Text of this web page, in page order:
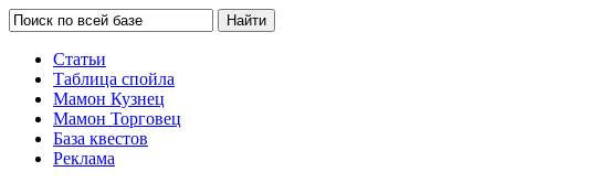
Статьи
Таблица спойла
Мамон Кузнец
Мамон Торговец
База квестов
Реклама